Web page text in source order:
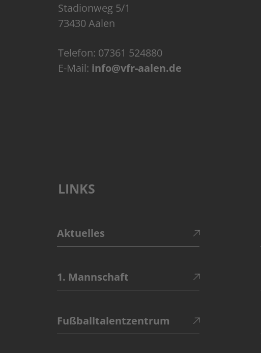
Stadionweg 5/1
73430 Aalen
Telefon: 07361 524880
E-Mail: info@vfr-aalen.de
LINKS
Aktuelles
1. Mannschaft
Fußballtalentzentrum